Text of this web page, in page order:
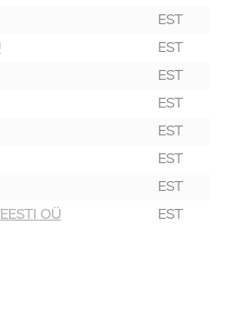
EST
EST
EST
EST
EST
EST
EST
OÜ EST